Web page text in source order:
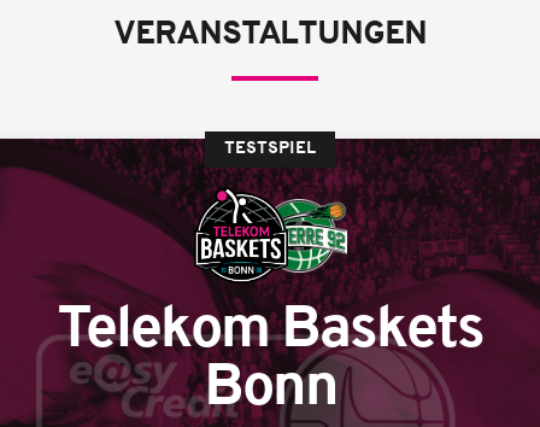
VERANSTALTUNGEN
TESTSPIEL
Telekom Baskets
Bonn